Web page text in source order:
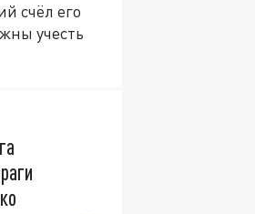
счёл его
учесть